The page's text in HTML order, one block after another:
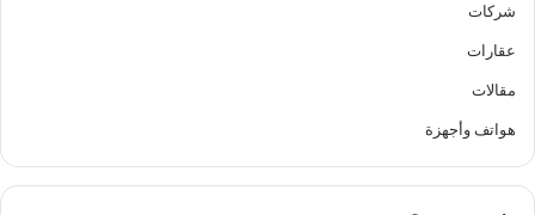
شركات
عقارات
مقالات
هواتف وأجهزة